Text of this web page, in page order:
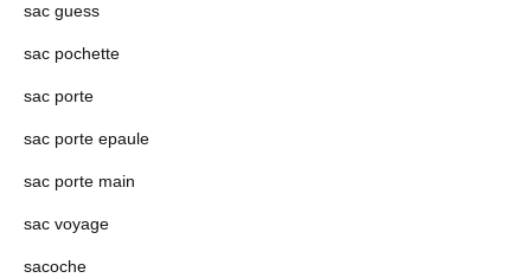
sac guess
sac pochette
sac porte
sac porte epaule
sac porte main
sac voyage
sacoche